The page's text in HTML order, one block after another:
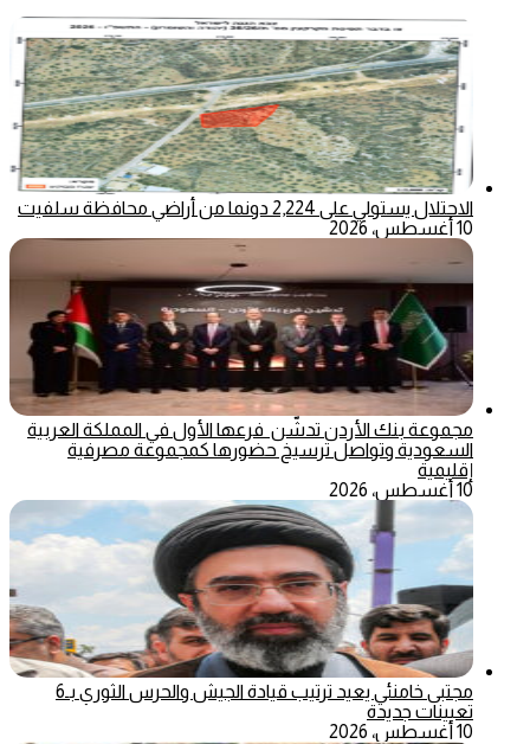
الاحتلال يستولي على 2,224 دونما من أراضي محافظة سلفيت
10 أغسطس، 2026
مجموعة بنك الأردن تدشّن فرعها الأول في المملكة العربية
السعودية وتواصل ترسيخ حضورها كمجموعة مصرفية
إقليمية
10 أغسطس، 2026
مجتبى خامنئي يعيد ترتيب قيادة الجيش والحرس الثوري بـ6
تعيينات جديدة
10 أغسطس، 2026